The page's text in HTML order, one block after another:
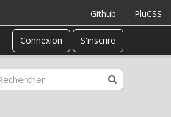
PluCSS
Github
Connexion S'inscrire